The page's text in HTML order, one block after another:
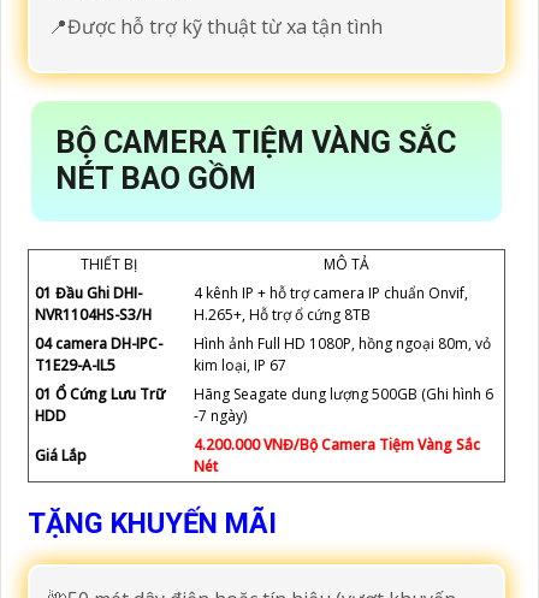
📍Được hỗ trợ kỹ thuật từ xa tận tình
BỘ CAMERA TIỆM VÀNG SẮC
NÉT BAO GỒM
THIẾT BỊ
MÔ TẢ
01 Đầu Ghi DHI-
NVR1104HS-S3/H
4 kênh IP + hỗ trợ camera IP chuẩn Onvif,
H.265+, Hỗ trợ ổ cứng 8TB
04 camera DH-IPC-
T1E29-A-IL5
Hình ảnh Full HD 1080P, hồng ngoại 80m, vỏ
kim loại, IP 67
01 Ổ Cứng Lưu Trữ
HDD
Hãng Seagate dung lượng 500GB (Ghi hình 6
-7 ngày)
Giá Lắp
4.200.000 VNĐ/Bộ Camera Tiệm Vàng Sắc
Nét
TẶNG KHUYẾN MÃI